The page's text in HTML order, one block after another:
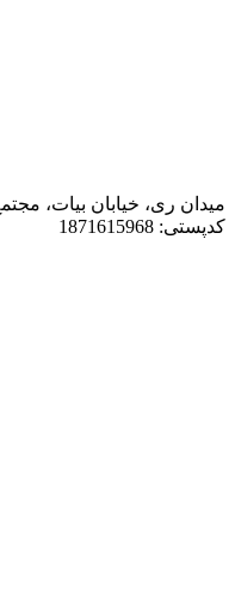
میدان ری، خیابان بیات، مجتمع
کدپستی: 1871615968